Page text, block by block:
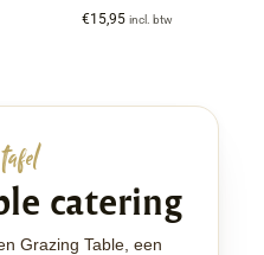
€15,95 incl. btw
catering
Grazing Table, een